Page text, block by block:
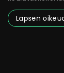
Lapsen